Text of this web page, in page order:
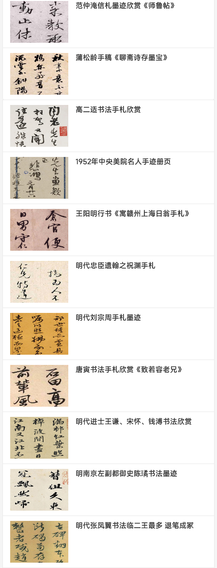
范仲淹信札墨迹欣赏《师鲁帖》
蒲松龄手稿《聊斋诗存墨宝》
高二适书法手札欣赏
1952年中央美院名人手迹册页
王阳明行书《寓赣州上海日翁手札》
明代忠臣遗翰之祝渊手札
明代刘宗周手札墨迹
唐寅书法手札欣赏《致若容老兄》
明代进士王谦、宋怀、钱溥书法欣赏
明南京左副都御史陈璚书法墨迹
明代张凤翼书法临二王最多 退笔成冢